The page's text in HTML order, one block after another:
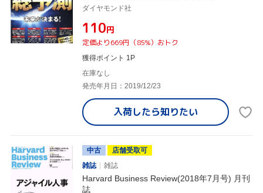
ダイヤモンド社
¥110円
定価より669円（85%）おトク
獲得ポイント 1P
在庫なし
発売年月日：2019/12/23
入荷したら知りたい
中古
店舗受取可
雑誌
雑誌
Harvard Business Review(2018年7月号) 月刊
誌